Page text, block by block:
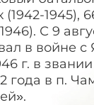
1945),
С 9
в войне
г. в
года в п.